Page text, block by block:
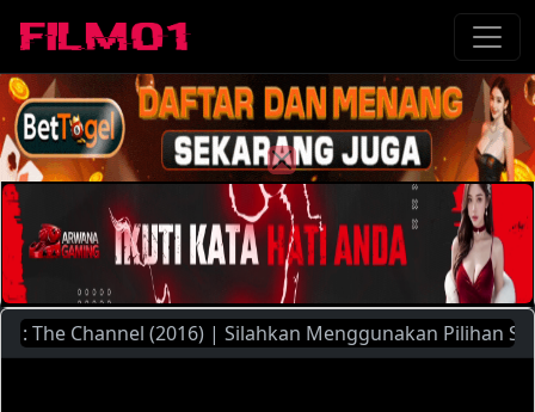
Channel (2016) | Silahkan Menggunakan Pilihan